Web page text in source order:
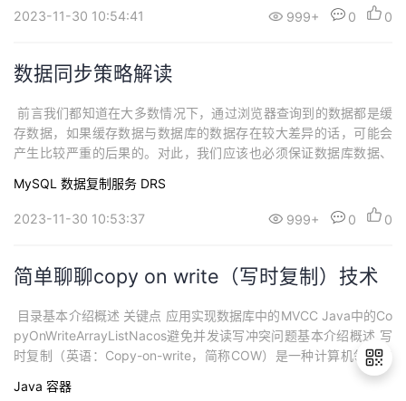
上，而服务消费者可以从注册表中获取到可用的服务列表.注册表的
2023-11-30 10:54:41 999+ 0 0
数据同步策略解读
​ 前言我们都知道在大多数情况下，通过浏览器查询到的数据都是缓
存数据，如果缓存数据与数据库的数据存在较大差异的话，可能会
产生比较严重的后果的。对此，我们应该也必须保证数据库数据、
高并发和高性能的特性，已经在项目中被广泛使用，在缓存的使用
中，通常会面临一个更新的问题，当数据源产生变化，如何去更新
MySQL 数据复制服务 DRS
2023-11-30 10:53:37 999+ 0 0
简单聊聊copy on write（写时复制）技术
​ 目录基本介绍概述 关键点 应用实现数据库中的MVCC Java中的Co
pyOnWriteArrayListNacos避免并发读写冲突问题基本介绍概述 写
时复制（英语：Copy-on-write，简称COW）是一种计算机领域的
优化策略。其核心思想是，如果有多个调用者（callers）同时请求
相同资源（如内存或磁盘上的数据存储），他们会共同获取相同的
Java 容器